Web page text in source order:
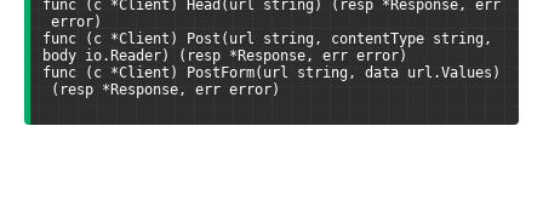
func (c *Client) Head(url string) (resp *Response, err
error)
func (c *Client) Post(url string, contentType string,
body io.Reader) (resp *Response, err error)
func (c *Client) PostForm(url string, data url.Values)
(resp *Response, err error)